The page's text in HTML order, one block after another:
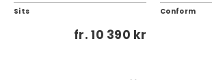
Sits
fr.10 390 kr
Conform